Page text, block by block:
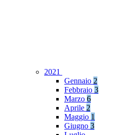
2021
Gennaio 2
Febbraio 3
Marzo 6
Aprile 2
Maggio 1
Giugno 3